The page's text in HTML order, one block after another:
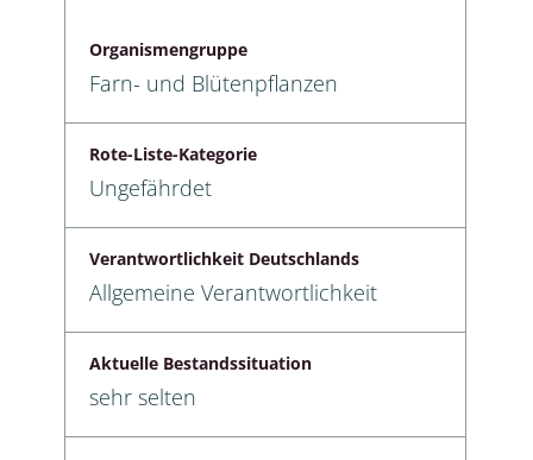
Organismengruppe
Farn- und Blütenpflanzen
Rote-Liste-Kategorie
Ungefährdet
Verantwortlichkeit Deutschlands
Allgemeine Verantwortlichkeit
Aktuelle Bestandssituation
sehr selten